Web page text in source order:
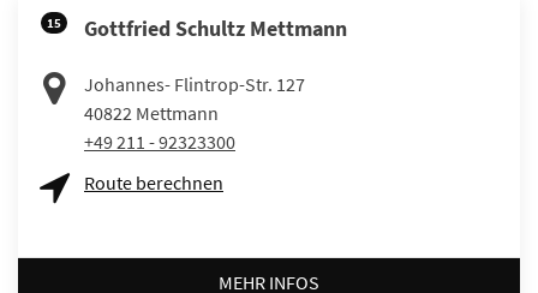
15 Gottfried Schultz Mettmann
Johannes- Flintrop-Str. 127
40822 Mettmann
+49 211 - 92323300
Route berechnen
MEHR INFOS